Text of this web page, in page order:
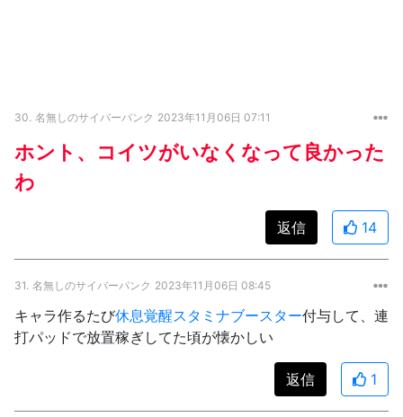
30. 名無しのサイバーパンク 2023年11月06日 07:11
ホント、コイツがいなくなって良かった
わ
返信 14
31. 名無しのサイバーパンク 2023年11月06日 08:45
キャラ作るたび休息覚醒スタミナブースター付与して、連
打パッドで放置稼ぎしてた頃が懐かしい
返信 1